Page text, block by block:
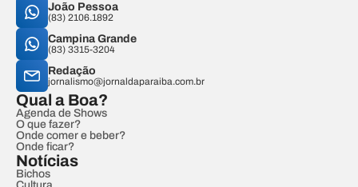
João Pessoa
(83) 2106.1892
Campina Grande
(83) 3315-3204
Redação
jornalismo@jornaldaparaiba.com.br
Qual a Boa?
Agenda de Shows
O que fazer?
Onde comer e beber?
Onde ficar?
Notícias
Bichos